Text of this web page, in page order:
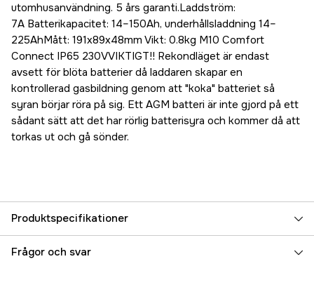
utomhusanvändning. 5 års garanti.Laddström:
7A Batterikapacitet: 14–150Ah, underhållsladdning 14–
225AhMått: 191x89x48mm Vikt: 0.8kg M10 Comfort
Connect IP65 230VVIKTIGT!! Rekondläget är endast
avsett för blöta batterier då laddaren skapar en
kontrollerad gasbildning genom att "koka" batteriet så
syran börjar röra på sig. Ett AGM batteri är inte gjord på ett
sådant sätt att det har rörlig batterisyra och kommer då att
torkas ut och gå sönder.
Produktspecifikationer
Referensnummer 5000020493
Frågor och svar